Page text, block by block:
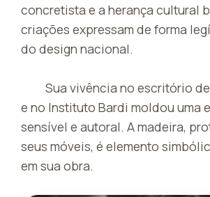
concretista e a herança cultural
criações expressam de forma
do design nacional.
Sua vivência no escritório
e no Instituto Bardi moldou uma
sensível e autoral. A madeira,
seus móveis, é elemento
em sua obra.